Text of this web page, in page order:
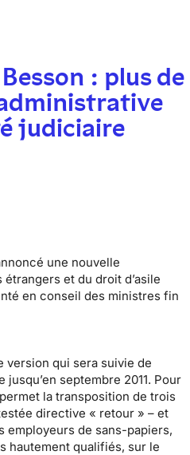
: plus de
judiciaire
une nouvelle
et du droit d’asile
en conseil des ministres fin
version qui sera suivie de
septembre 2011. Pour
la transposition de trois
directive « retour » – et
employeurs de sans-papiers,
hautement qualifiés, sur le